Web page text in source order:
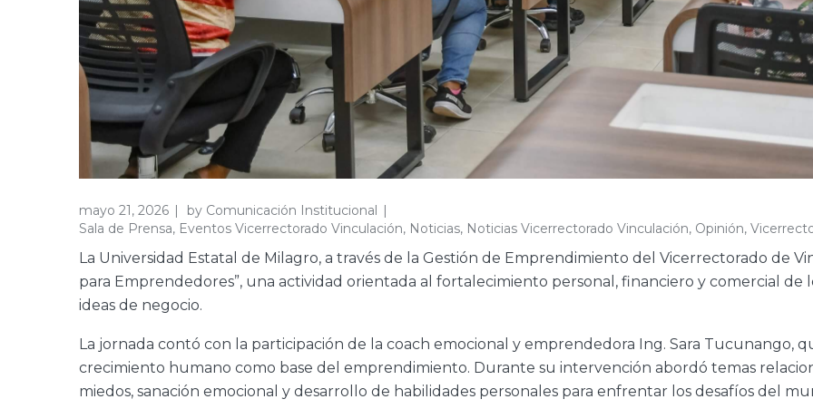
mayo 21, 2026 by Comunicación Institucional
Sala de Prensa, Eventos Vicerrectorado Vinculación, Noticias, Noticias Vicerrectorado Vinculación, Opinión,
La Universidad Estatal de Milagro, a través de la Gestión de Emprendimiento del Vicerrectorado de
para Emprendedores”, una actividad orientada al fortalecimiento personal, financiero y comercial de
ideas de negocio.
La jornada contó con la participación de la coach emocional y emprendedora Ing. Sara Tucunango,
crecimiento humano como base del emprendimiento. Durante su intervención abordó temas
miedos, sanación emocional y desarrollo de habilidades personales para enfrentar los desafíos del